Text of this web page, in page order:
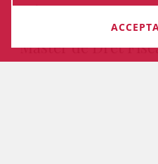
FISCALITAT DELS
Màster de Dret